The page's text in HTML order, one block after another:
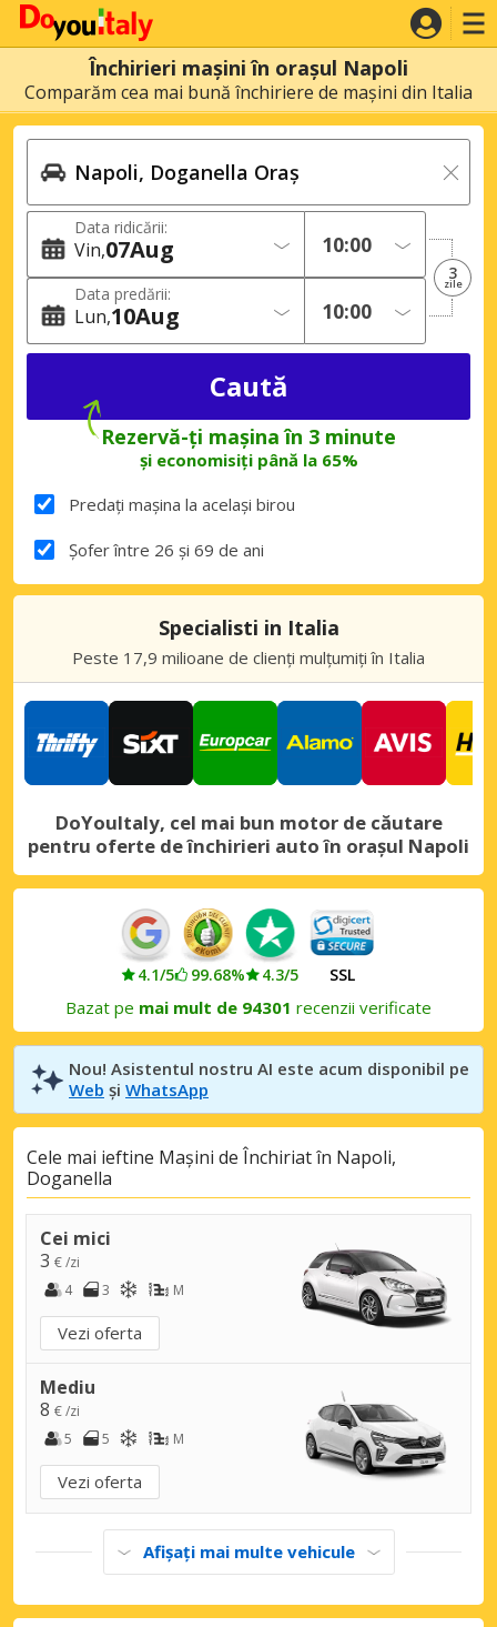
Închirieri mașini în orașul Napoli
Comparăm cea mai bună închiriere de mașini din Italia
Data ridicării:
Vin 07Aug
Data predării:
Lun 10Aug
3
zile
Rezervă-ți mașina în 3 minute
și economisiți până la 65%
Predați mașina la același birou
Șofer între 26 și 69 de ani
Specialisti in Italia
Peste 17,9 milioane de clienți mulțumiți în Italia
DoYouItaly, cel mai bun motor de căutare
pentru oferte de închirieri auto în orașul Napoli
4.1/5 99.68% 4.3/5 SSL
Bazat pe mai mult de 94301 recenzii verificate
Nou! Asistentul nostru AI este acum disponibil pe
Web și WhatsApp
Cele mai ieftine Mașini de Închiriat în Napoli,
Doganella
Cei mici
3 € /zi
4
3 M
Vezi oferta
Mediu
8 € /zi
5
5 M
Vezi oferta
Afișați mai multe vehicule